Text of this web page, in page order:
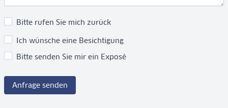
Bitte rufen Sie mich zurück
Ich wünsche eine Besichtigung
Bitte senden Sie mir ein Exposé
Anfrage senden